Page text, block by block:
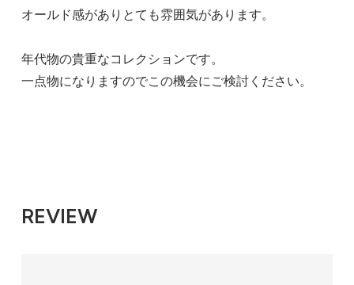
オールド感がありとても雰囲気があります。
年代物の貴重なコレクションです。
一点物になりますのでこの機会にご検討ください。
REVIEW